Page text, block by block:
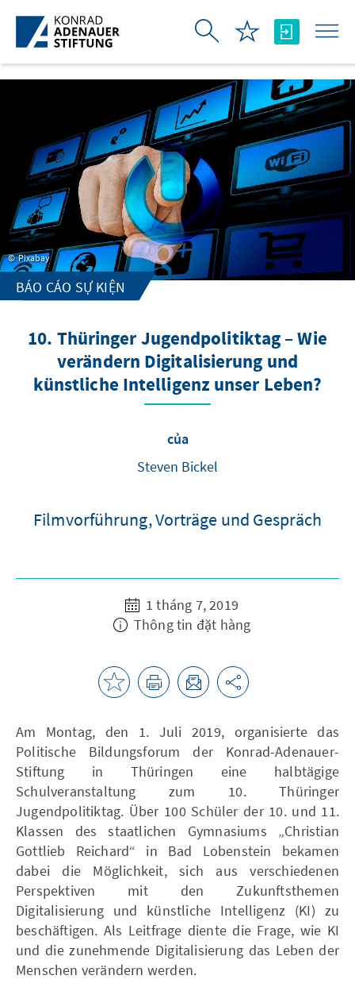
Skip to Main Content
Pixabay
BÁO CÁO SỰ KIỆN
10. Thüringer Jugendpolitiktag – Wie
verändern Digitalisierung und
künstliche Intelligenz unser Leben?
của
Steven Bickel
Filmvorführung, Vorträge und Gespräch
1 tháng 7, 2019
Thông tin đặt hàng
Am Montag, den 1. Juli 2019, organisierte das
Politische Bildungsforum der Konrad-Adenauer-
Stiftung in Thüringen eine halbtägige
Schulveranstaltung zum 10. Thüringer
Jugendpolitiktag. Über 100 Schüler der 10. und 11.
Klassen des staatlichen Gymnasiums „Christian
Gottlieb Reichard“ in Bad Lobenstein bekamen
dabei die Möglichkeit, sich aus verschiedenen
Perspektiven mit den Zukunftsthemen
Digitalisierung und künstliche Intelligenz (KI) zu
beschäftigen. Als Leitfrage diente die Frage, wie KI
und die zunehmende Digitalisierung das Leben der
Menschen verändern werden.